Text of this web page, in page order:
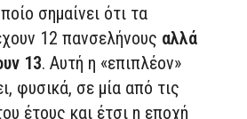
σημαίνει ότι τα
12 πανσελήνους αλλά
13. Αυτή η «επιπλέον»
φυσικά, σε μία από τις
έτους και έτσι η εποχή